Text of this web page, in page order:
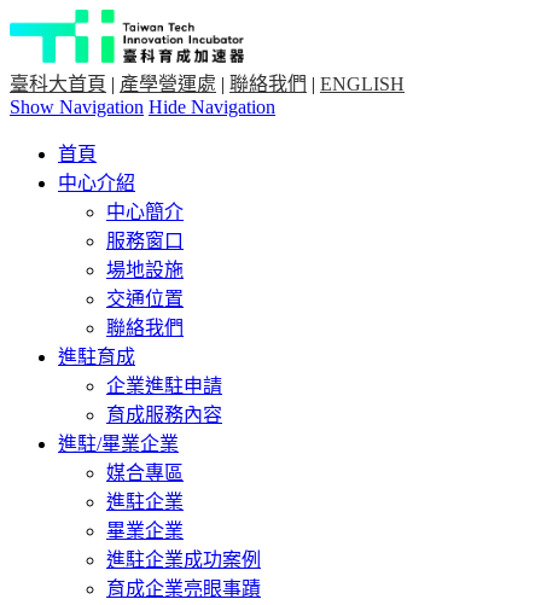
臺科大首頁 | 產學營運處 | 聯絡我們 | ENGLISH
Show Navigation Hide Navigation
首頁
中心介紹
中心簡介
服務窗口
場地設施
交通位置
聯絡我們
進駐育成
企業進駐申請
育成服務內容
進駐/畢業企業
媒合專區
進駐企業
畢業企業
進駐企業成功案例
育成企業亮眼事蹟